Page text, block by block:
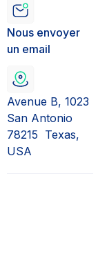
Nous envoyer
un email
Avenue B, 1023
San Antonio
78215 Texas,
USA